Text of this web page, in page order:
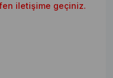
iletişime geçiniz.